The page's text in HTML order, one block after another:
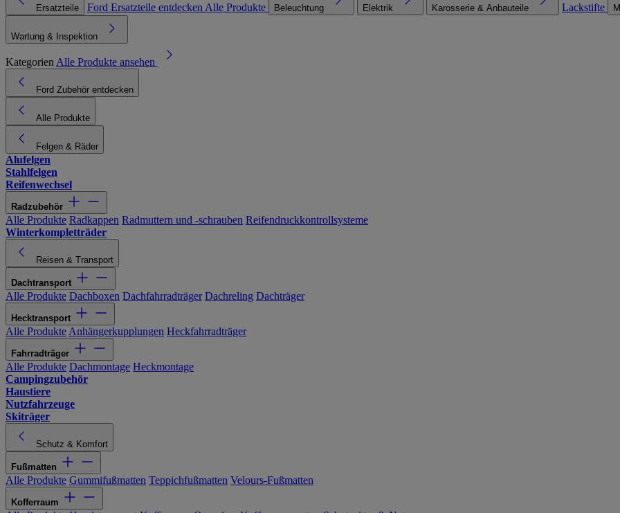
Ersatzteile Ford Ersatzteile entdecken Alle Produkte Beleuchtung Elektrik Karosserie & Anbauteile Lackstifte
Wartung & Inspektion
Kategorien Alle Produkte ansehen
Ford Zubehör entdecken
Alle Produkte
Felgen & Räder
Alufelgen
Stahlfelgen
Reifenwechsel
Radzubehör
Alle Produkte Radkappen Radmuttern und -schrauben Reifendruckkontrollsysteme
Winterkompletträder
Reisen & Transport
Dachtransport
Alle Produkte Dachboxen Dachfahrradträger Dachreling Dachträger
Hecktransport
Alle Produkte Anhängerkupplungen Heckfahrradträger
Fahrradträger
Alle Produkte Dachmontage Heckmontage
Campingzubehör
Haustiere
Nutzfahrzeuge
Skiträger
Schutz & Komfort
Fußmatten
Alle Produkte Gummifußmatten Teppichfußmatten Velours-Fußmatten
Kofferraum